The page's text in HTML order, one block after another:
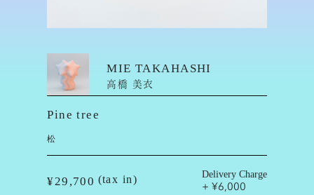
MIE TAKAHASHI
高橋 美衣
Pine tree
松
¥29,700 (tax in) Delivery Charge
+ ¥6,000